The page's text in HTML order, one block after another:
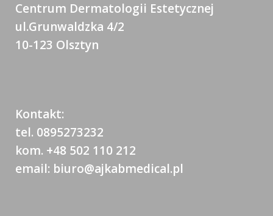
Centrum Dermatologii Estetycznej
ul.Grunwaldzka 4/2
10-123 Olsztyn
Kontakt:
tel. 0895273232
kom. +48 502 110 212
email: biuro@ajkabmedical.pl